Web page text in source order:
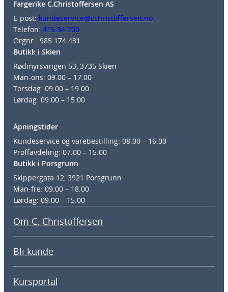
Fargerike C.Christoffersen AS
E-post: kundeservice@cchristoffersen.no
Telefon: 415 34 700
Orgnr.: 985 174 431
Butikk i Skien
Rødmyrsvingen 53, 3735 Skien
Man-ons: 09.00 – 17.00
Torsdag: 09.00 – 19.00
Lørdag: 09.00 – 15.00
Åpningstider
Kundeservice og varebestilling: 08.00 – 16.00
Proffavdeling: 07.00 – 15.00
Butikk i Porsgrunn
Skippergata 12, 3921 Porsgrunn
Man-fre: 09.00 – 18.00
Lørdag: 09.00 – 15.00
Om C. Christoffersen
Bli kunde
Kursportal